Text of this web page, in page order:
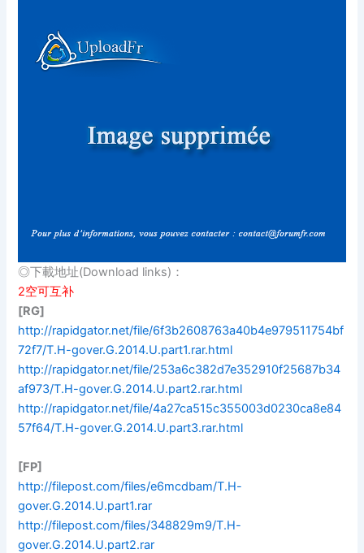
◎下載地址(Download links)：
2空可互补
[RG]
http://rapidgator.net/file/6f3b2608763a40b4e979511754bf
72f7/T.H-gover.G.2014.U.part1.rar.html
http://rapidgator.net/file/253a6c382d7e352910f25687b34
af973/T.H-gover.G.2014.U.part2.rar.html
http://rapidgator.net/file/4a27ca515c355003d0230ca8e84
57f64/T.H-gover.G.2014.U.part3.rar.html
[FP]
http://filepost.com/files/e6mcdbam/T.H-
gover.G.2014.U.part1.rar
http://filepost.com/files/348829m9/T.H-
gover.G.2014.U.part2.rar